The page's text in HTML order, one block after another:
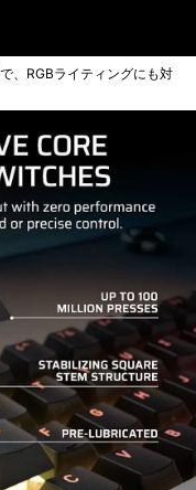
、RGBライティングにも対